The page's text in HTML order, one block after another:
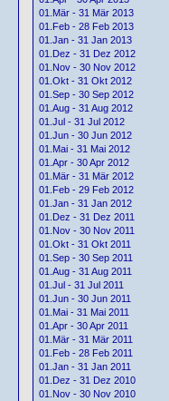
01.Mär - 31 Mär 2013
01.Feb - 28 Feb 2013
01.Jan - 31 Jan 2013
01.Dez - 31 Dez 2012
01.Nov - 30 Nov 2012
01.Okt - 31 Okt 2012
01.Sep - 30 Sep 2012
01.Aug - 31 Aug 2012
01.Jul - 31 Jul 2012
01.Jun - 30 Jun 2012
01.Mai - 31 Mai 2012
01.Apr - 30 Apr 2012
01.Mär - 31 Mär 2012
01.Feb - 29 Feb 2012
01.Jan - 31 Jan 2012
01.Dez - 31 Dez 2011
01.Nov - 30 Nov 2011
01.Okt - 31 Okt 2011
01.Sep - 30 Sep 2011
01.Aug - 31 Aug 2011
01.Jul - 31 Jul 2011
01.Jun - 30 Jun 2011
01.Mai - 31 Mai 2011
01.Apr - 30 Apr 2011
01.Mär - 31 Mär 2011
01.Feb - 28 Feb 2011
01.Jan - 31 Jan 2011
01.Dez - 31 Dez 2010
01.Nov - 30 Nov 2010